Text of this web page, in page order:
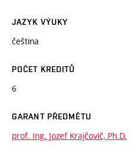
JAZYK VÝUKY
čeština
POČET KREDITŮ
6
GARANT PŘEDMĚTU
prof. Ing. Jozef Krajčovič, Ph.D.